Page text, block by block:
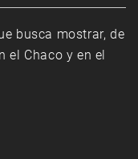
busca mostrar, de
el Chaco y en el